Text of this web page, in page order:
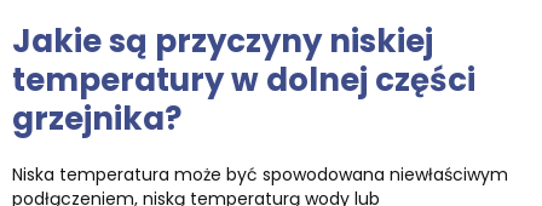
Jakie są przyczyny niskiej
temperatury w dolnej części
grzejnika?
Niska temperatura może być spowodowana niewłaściwym
podłączeniem, niską temperaturą wody lub